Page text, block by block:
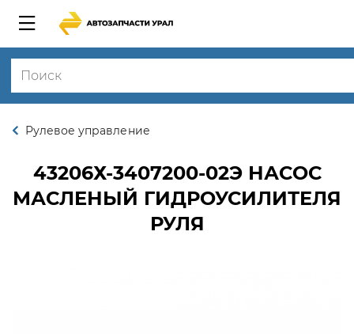
Рулевое управление
43206Х-3407200-02ЭНАСОС
МАСЛЕНЫЙ ГИДРОУСИЛИТЕЛЯ
РУЛЯ